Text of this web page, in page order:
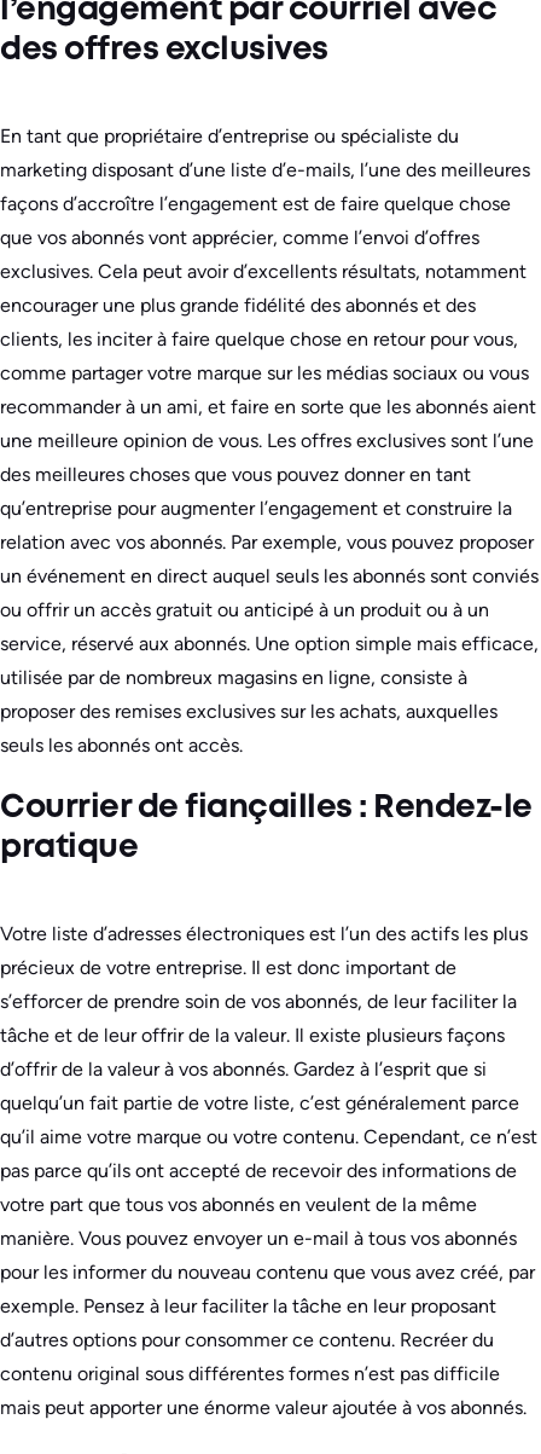
l’engagement par courriel avec
des offres exclusives
En tant que propriétaire d’entreprise ou spécialiste du
marketing disposant d’une liste d’e-mails, l’une des meilleures
façons d’accroître l’engagement est de faire quelque chose
que vos abonnés vont apprécier, comme l’envoi d’offres
exclusives. Cela peut avoir d’excellents résultats, notamment
encourager une plus grande fidélité des abonnés et des
clients, les inciter à faire quelque chose en retour pour vous,
comme partager votre marque sur les médias sociaux ou vous
recommander à un ami, et faire en sorte que les abonnés aient
une meilleure opinion de vous. Les offres exclusives sont l’une
des meilleures choses que vous pouvez donner en tant
qu’entreprise pour augmenter l’engagement et construire la
relation avec vos abonnés. Par exemple, vous pouvez proposer
un événement en direct auquel seuls les abonnés sont conviés
ou offrir un accès gratuit ou anticipé à un produit ou à un
service, réservé aux abonnés. Une option simple mais efficace,
utilisée par de nombreux magasins en ligne, consiste à
proposer des remises exclusives sur les achats, auxquelles
seuls les abonnés ont accès.
Courrier de fiançailles : Rendez-le
pratique
Votre liste d’adresses électroniques est l’un des actifs les plus
précieux de votre entreprise. Il est donc important de
s’efforcer de prendre soin de vos abonnés, de leur faciliter la
tâche et de leur offrir de la valeur. Il existe plusieurs façons
d’offrir de la valeur à vos abonnés. Gardez à l’esprit que si
quelqu’un fait partie de votre liste, c’est généralement parce
qu’il aime votre marque ou votre contenu. Cependant, ce n’est
pas parce qu’ils ont accepté de recevoir des informations de
votre part que tous vos abonnés en veulent de la même
manière. Vous pouvez envoyer un e-mail à tous vos abonnés
pour les informer du nouveau contenu que vous avez créé, par
exemple. Pensez à leur faciliter la tâche en leur proposant
d’autres options pour consommer ce contenu. Recréer du
contenu original sous différentes formes n’est pas difficile
mais peut apporter une énorme valeur ajoutée à vos abonnés.